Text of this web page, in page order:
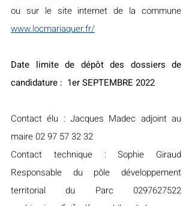
www.locmariaquer.fr/
Date limite de dépôt des dossiers de
candidature :  1er SEPTEMBRE 2022
Contact élu : Jacques Madec adjoint au
maire 02 97 57 32 32
Contact technique : Sophie Giraud
Responsable du pôle développement
territorial du Parc 0297627522